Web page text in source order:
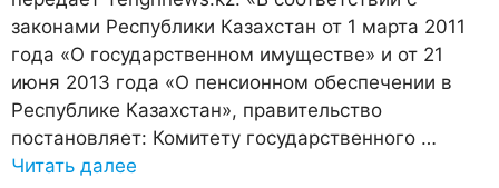
законами Республики Казахстан от 1 марта 2011
года «О государственном имуществе» и от 21
июня 2013 года «О пенсионном обеспечении в
Республике Казахстан», правительство
постановляет: Комитету государственного …
Читать далее